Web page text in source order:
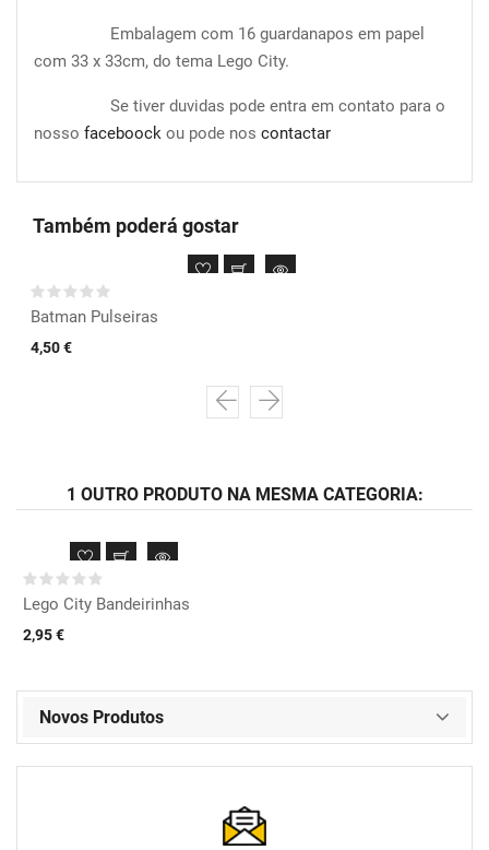
Embalagem com 16 guardanapos em papel
com 33 x 33cm, do tema Lego City.
Se tiver duvidas pode entra em contato para o
nosso faceboock ou pode nos contactar
Também poderá gostar
Batman Pulseiras
4,50 €
1 OUTRO PRODUTO NA MESMA CATEGORIA:
Lego City Bandeirinhas
2,95 €
Novos Produtos